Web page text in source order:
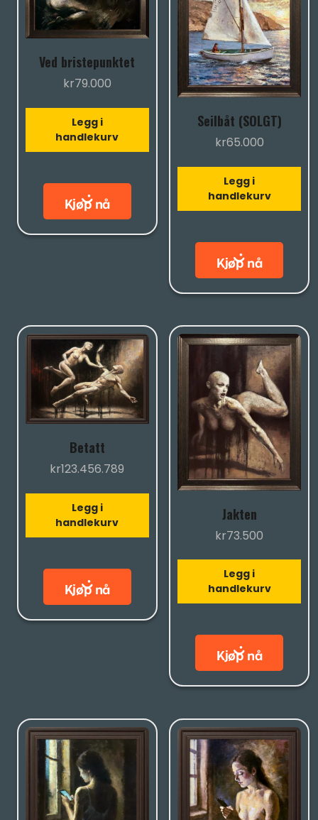
Ved bristepunktet
kr79.000
Legg i
handlekurv
Seilbåt (SOLGT)
kr65.000
Legg i
handlekurv
Betatt
kr123.456.789
Legg i
handlekurv
Jakten
kr73.500
Legg i
handlekurv